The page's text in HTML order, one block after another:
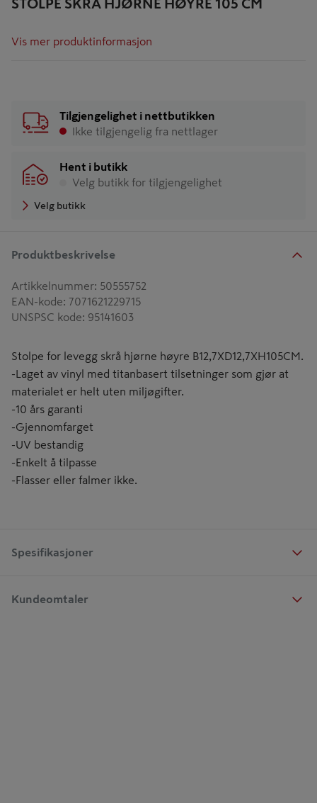
STOLPE SKRÅ HJØRNE HØYRE 105 CM
Vis mer produktinformasjon
Tilgjengelighet i nettbutikken
Ikke tilgjengelig fra nettlager
Hent i butikk
Velg butikk for tilgjengelighet
Velg butikk
Produktbeskrivelse
Artikkelnummer: 50555752
EAN-kode: 7071621229715
UNSPSC kode: 95141603
Stolpe for levegg skrå hjørne høyre B12,7XD12,7XH105CM.
-Laget av vinyl med titanbasert tilsetninger som gjør at
materialet er helt uten miljøgifter.
-10 års garanti
-Gjennomfarget
-UV bestandig
-Enkelt å tilpasse
-Flasser eller falmer ikke.
Spesifikasjoner
Kundeomtaler